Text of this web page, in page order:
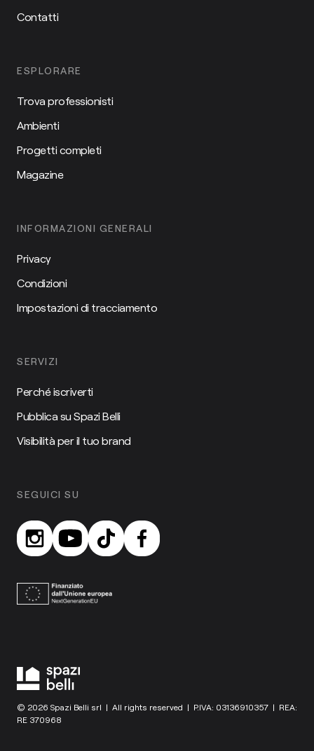
Contatti
ESPLORARE
Trova professionisti
Ambienti
Progetti completi
Magazine
INFORMAZIONI GENERALI
Privacy
Condizioni
Impostazioni di tracciamento
SERVIZI
Perché iscriverti
Pubblica su Spazi Belli
Visibilità per il tuo brand
SEGUICI SU
© 2026 Spazi Belli srl | All rights reserved | P.IVA: 03136910357 | REA:
RE 370968